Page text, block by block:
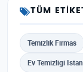
TÜM
Temizlik Firmas
Ev Temizligi